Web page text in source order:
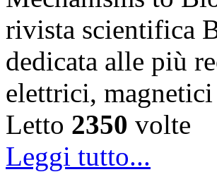
rivista scientifica
dedicata alle più
elettrici,
Letto 2350 volte
Leggi tutto...